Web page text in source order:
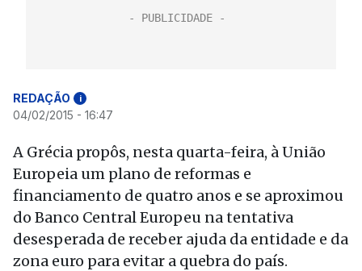
REDAÇÃO i
04/02/2015 - 16:47
A Grécia propôs, nesta quarta-feira, à União
Europeia um plano de reformas e
financiamento de quatro anos e se aproximou
do Banco Central Europeu na tentativa
desesperada de receber ajuda da entidade e da
zona euro para evitar a quebra do país.